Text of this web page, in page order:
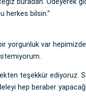
herkes bilsin.”
yorgunluk var
teşekkür ediyoruz.
hep beraber